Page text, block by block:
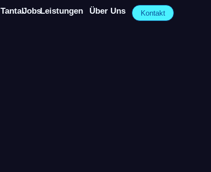
TantalJobsLeistungen Über Uns Kontakt